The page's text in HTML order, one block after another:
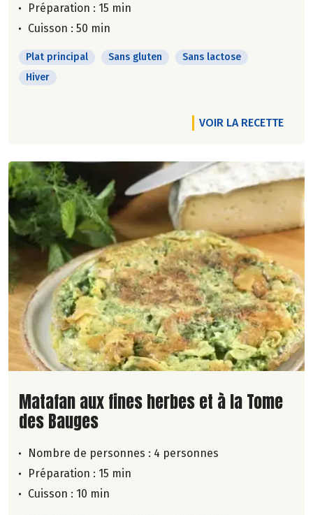
Préparation : 15 min
Cuisson : 50 min
Plat principal Sans gluten
Sans lactose
Hiver
VOIR LA RECETTE
Lire la suite de la recette
Matafan aux fines herbes et à la Tome
des Bauges
Nombre de personnes : 4 personnes
Préparation : 15 min
Cuisson : 10 min